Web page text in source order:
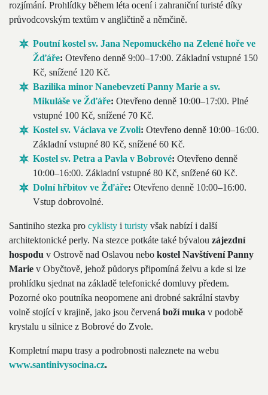
rozjímání. Prohlídky během léta ocení i zahraniční turisté díky
průvodcovským textům v angličtině a němčině.
Poutní kostel sv. Jana Nepomuckého na Zelené hoře ve
Žďáře: Otevřeno denně 9:00–17:00. Základní vstupné 150
Kč, snížené 120 Kč.
Bazilika minor Nanebevzetí Panny Marie a sv.
Mikuláše ve Žďáře: Otevřeno denně 10:00–17:00. Plné
vstupné 100 Kč, snížené 70 Kč.
Kostel sv. Václava ve Zvoli: Otevřeno denně 10:00–16:00.
Základní vstupné 80 Kč, snížené 60 Kč.
Kostel sv. Petra a Pavla v Bobrové: Otevřeno denně
10:00–16:00. Základní vstupné 80 Kč, snížené 60 Kč.
Dolní hřbitov ve Žďáře: Otevřeno denně 10:00–16:00.
Vstup dobrovolné.
Santiniho stezka pro cyklisty i turisty však nabízí i další
architektonické perly. Na stezce potkáte také bývalou zájezdní
hospodu v Ostrově nad Oslavou nebo kostel Navštívení Panny
Marie v Obyčtově, jehož půdorys připomíná želvu a kde si lze
prohlídku sjednat na základě telefonické domluvy předem.
Pozorné oko poutníka neopomene ani drobné sakrální stavby
volně stojící v krajině, jako jsou červená boží muka v podobě
krystalu u silnice z Bobrové do Zvole.
Kompletní mapu trasy a podrobnosti naleznete na webu
www.santinivysocina.cz.